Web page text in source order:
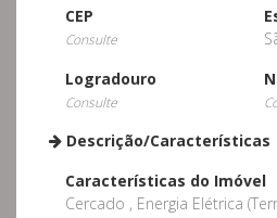
CEP
Consulte
Logradouro
Consulte
Descrição/Características
Características do Imóvel
Cercado , Energia Elétrica